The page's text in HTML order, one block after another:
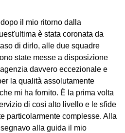
il mio ritorno dalla
è stata coronata da
di dirlo, alle due squadre
state messe a disposizione
davvero eccezionale e
la qualità assolutamente
mi ha fornito. È la prima volta
di così alto livello e le sfide
particolarmente complesse. Alla
alla guida il mio